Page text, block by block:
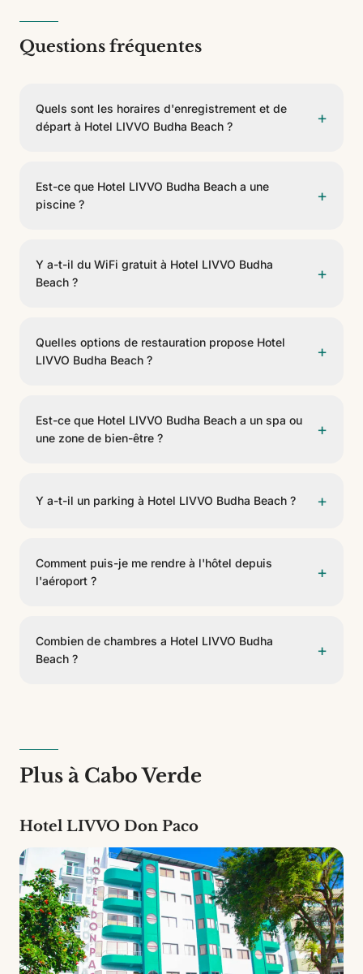
Questions fréquentes
Quels sont les horaires d'enregistrement et de
départ à Hotel LIVVO Budha Beach ?
+
Est-ce que Hotel LIVVO Budha Beach a une
piscine ?
+
Y a-t-il du WiFi gratuit à Hotel LIVVO Budha
Beach ?
+
Quelles options de restauration propose Hotel
LIVVO Budha Beach ?
+
service de restaurante a la carta.
Est-ce que Hotel LIVVO Budha Beach a un spa ou
une zone de bien-être ?
+
Y a-t-il un parking à Hotel LIVVO Budha Beach ? +
conditions à la réception.
Comment puis-je me rendre à l'hôtel depuis
l'aéroport ?
+
arriver en taxi, transfert privé ou voiture de location.
Combien de chambres a Hotel LIVVO Budha
Beach ?
+
Plus à Cabo Verde
Hotel LIVVO Don Paco